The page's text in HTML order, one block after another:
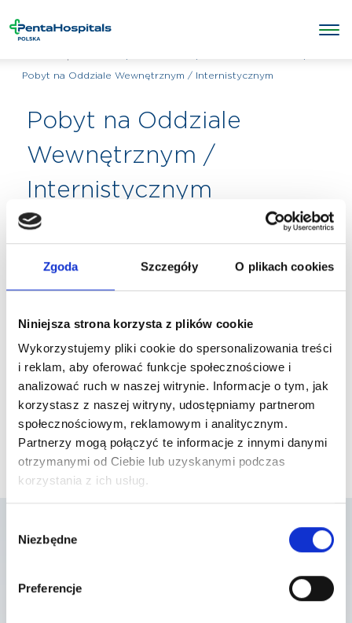
Zgoda Szczegóły O plikach cookies
Niniejsza strona korzysta z plików cookie
Wykorzystujemy pliki cookie do spersonalizowania treści
i reklam, aby oferować funkcje społecznościowe i
analizować ruch w naszej witrynie. Informacje o tym, jak
korzystasz z naszej witryny, udostępniamy partnerom
społecznościowym, reklamowym i analitycznym.
Partnerzy mogą połączyć te informacje z innymi danymi
otrzymanymi od Ciebie lub uzyskanymi podczas
korzystania z ich usług.
zgody
Niezbędne
Preferencje
Pobyt na Oddziale Wewnętrznym / Internistycznym
Pobyt na Oddziale
Wewnętrznym /
Internistycznym
których usługa jest